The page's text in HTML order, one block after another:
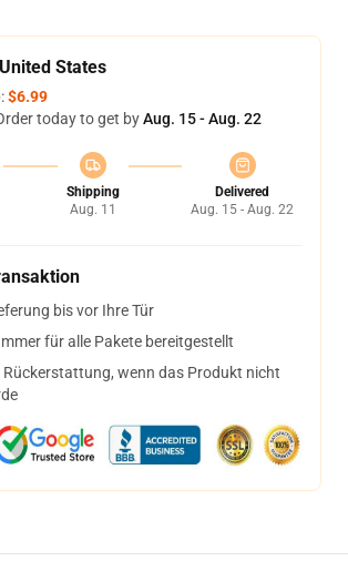
States
$6.99
today to get byAug. 15 - Aug. 22
Shipping
Aug. 11
Delivered
Aug. 15 - Aug. 22
bis vor Ihre Tür
für alle Pakete bereitgestellt
wenn das Produkt nicht